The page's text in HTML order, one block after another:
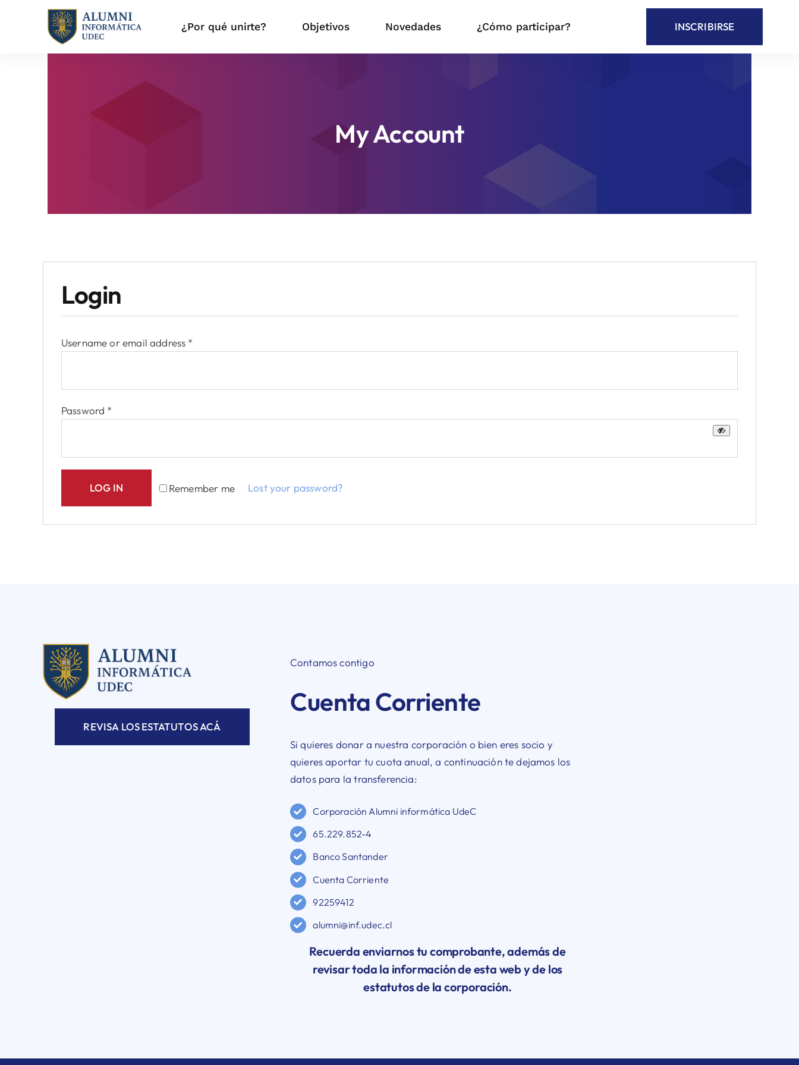
¿Por qué unirte? Objetivos Novedades ¿Cómo participar? INSCRIBIRSE
My Account
Login
Username or email address *Required
Password *Required
Remember me
LOG IN Lost your password?
REVISA LOS ESTATUTOS ACÁ
Contamos contigo
Cuenta Corriente
Si quieres donar a nuestra corporación o bien eres socio y
quieres aportar tu cuota anual, a continuación te dejamos los
datos para la transferencia:
Corporación Alumni informática UdeC
65.229.852-4
Banco Santander
Cuenta Corriente
92259412
alumni@inf.udec.cl
Recuerda enviarnos tu comprobante, además de
revisar toda la información de esta web y de los
estatutos de la corporación.